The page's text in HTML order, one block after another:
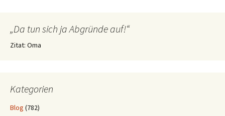
„Da tun sich ja Abgründe auf!“
Zitat: Oma
Kategorien
Blog (782)